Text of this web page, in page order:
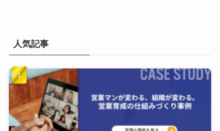
人気記事